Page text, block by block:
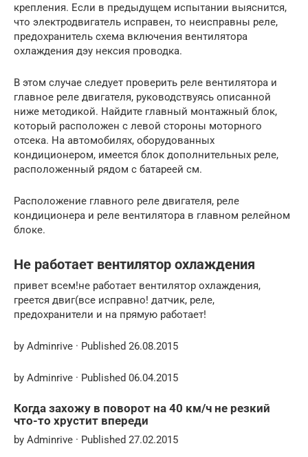
крепления. Если в предыдущем испытании выяснится,
что электродвигатель исправен, то неисправны реле,
предохранитель схема включения вентилятора
охлаждения дэу нексия проводка.
В этом случае следует проверить реле вентилятора и
главное реле двигателя, руководствуясь описанной
ниже методикой. Найдите главный монтажный блок,
который расположен с левой стороны моторного
отсека. На автомобилях, оборудованных
кондиционером, имеется блок дополнительных реле,
расположенный рядом с батареей см.
Расположение главного реле двигателя, реле
кондиционера и реле вентилятора в главном релейном
блоке.
Не работает вентилятор охлаждения
привет всем!не работает вентилятор охлаждения,
греется двиг(все исправно! датчик, реле,
предохранители и на прямую работает!
by Adminrive · Published 26.08.2015
by Adminrive · Published 06.04.2015
Когда захожу в поворот на 40 км/ч не резкий
что-то хрустит впереди
by Adminrive · Published 27.02.2015